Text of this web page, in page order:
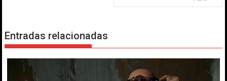
Entradas relacionadas